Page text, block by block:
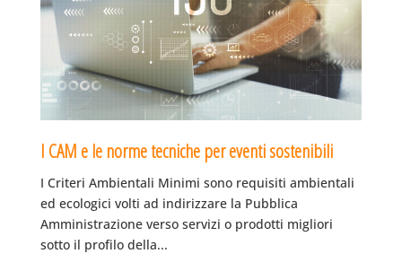
I CAM e le norme tecniche per eventi sostenibili
I Criteri Ambientali Minimi sono requisiti ambientali
ed ecologici volti ad indirizzare la Pubblica
Amministrazione verso servizi o prodotti migliori
sotto il profilo della...